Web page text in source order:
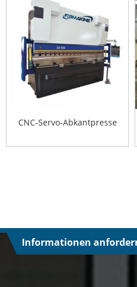
CNC-Servo-Abkantpresse
Informationen